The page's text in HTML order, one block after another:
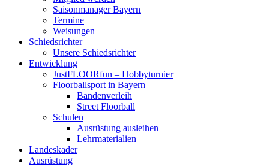
Saisonmanager Bayern
Termine
Weisungen
Schiedsrichter
Unsere Schiedsrichter
Entwicklung
JustFLOORfun – Hobbyturnier
Floorballsport in Bayern
Bandenverleih
Street Floorball
Schulen
Ausrüstung ausleihen
Lehrmaterialien
Landeskader
Ausrüstung